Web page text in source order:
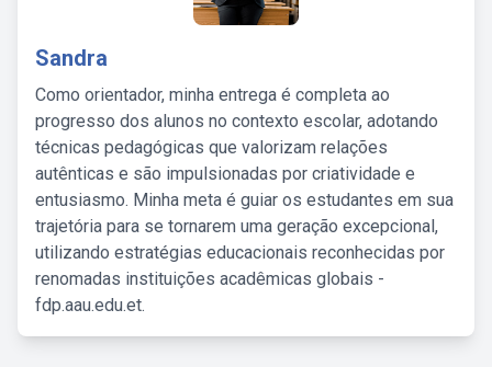
Sandra
Como orientador, minha entrega é completa ao
progresso dos alunos no contexto escolar, adotando
técnicas pedagógicas que valorizam relações
autênticas e são impulsionadas por criatividade e
entusiasmo. Minha meta é guiar os estudantes em sua
trajetória para se tornarem uma geração excepcional,
utilizando estratégias educacionais reconhecidas por
renomadas instituições acadêmicas globais -
fdp.aau.edu.et.